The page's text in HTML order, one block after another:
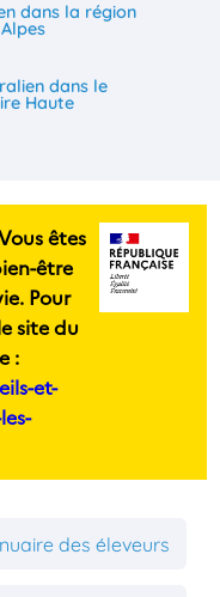
dans la région
dans le
Haute
êtes
être
Pour
site du
:
et-
des éleveurs